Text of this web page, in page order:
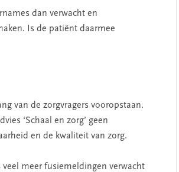
dan verwacht en
Is de patiënt daarmee
van de zorgvragers vooropstaan.
‘Schaal en zorg’ geen
en de kwaliteit van zorg.
meer fusiemeldingen verwacht